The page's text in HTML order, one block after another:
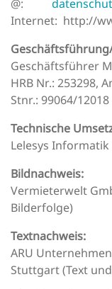
@:
Internet: http://
Geschäftsführer
HRB Nr.: 253298,
Stnr.: 99064/12018
Technische
Lelesys
Bildnachweis:
Vermieterwelt
Bilderfolge)
Textnachweis:
ARU
Stuttgart (Text